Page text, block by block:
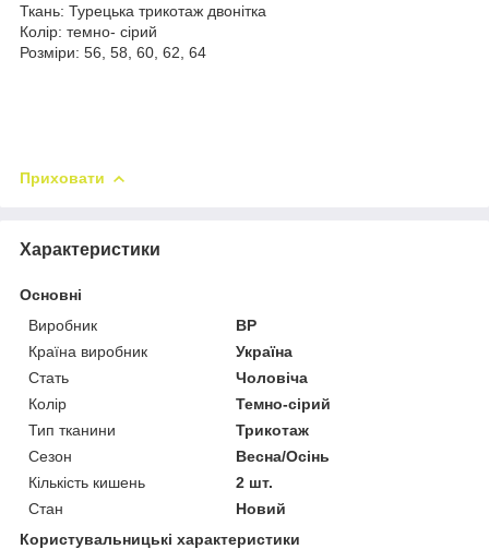
Ткань: Турецька трикотаж двонітка
Колір: темно- сірий
Розміри: 56, 58, 60, 62, 64
Приховати
Характеристики
Основні
Виробник
BP
Країна виробник
Україна
Стать
Чоловіча
Колір
Темно-сірий
Тип тканини
Трикотаж
Сезон
Весна/Осінь
Кількість кишень
2 шт.
Стан
Новий
Користувальницькі характеристики